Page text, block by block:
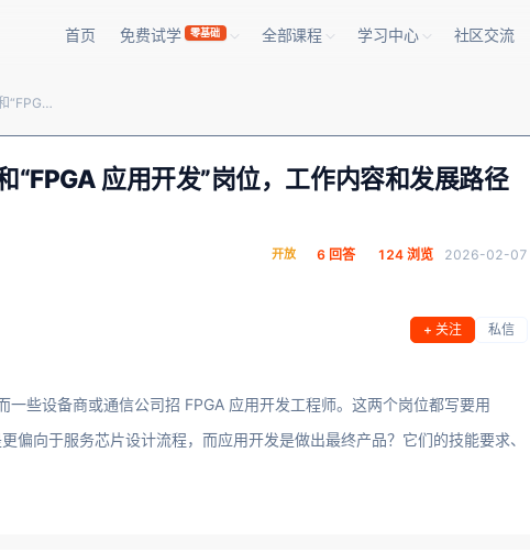
首页 免费试学 零基础 全部课程 学习中心 社区交流
芯片行业里的“FPGA 原型验证”和“FPGA 应用开发”岗位，工作内容和发展路径有什么本质区别？
“FPGA 应用开发”岗位，工作内容和发展路径
开放 6 回答 124 浏览 2026-02-07
+ 关注 私信
些设备商或通信公司招 FPGA 应用开发工程师。这两个岗位都写要用
偏向于服务芯片设计流程，而应用开发是做出最终产品？它们的技能要求、